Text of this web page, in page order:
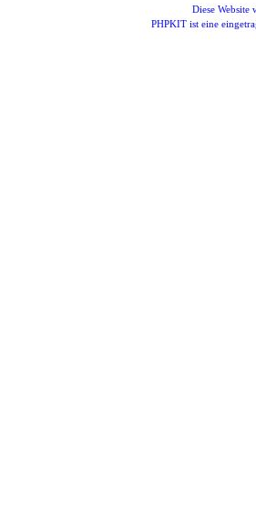
Diese Website
PHPKIT ist eine